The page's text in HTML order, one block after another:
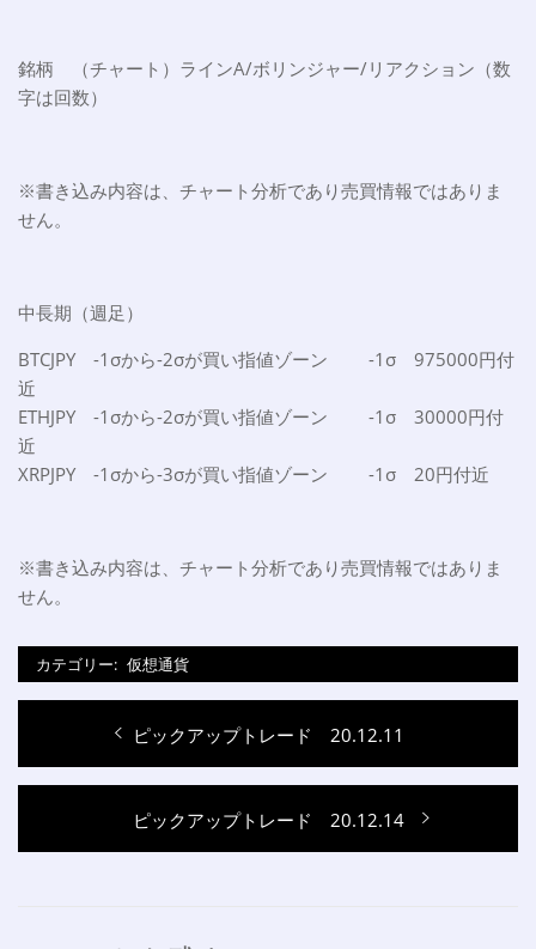
銘柄 （チャート）ラインA/ボリンジャー/リアクション（数
字は回数）
※書き込み内容は、チャート分析であり売買情報ではありま
せん。
中長期（週足）
BTCJPY -1σから-2σが買い指値ゾーン -1σ 975000円付
近
ETHJPY -1σから-2σが買い指値ゾーン -1σ 30000円付
近
XRPJPY -1σから-3σが買い指値ゾーン -1σ 20円付近
※書き込み内容は、チャート分析であり売買情報ではありま
せん。
カテゴリー: 仮想通貨
稿
ナ
過
去
の
投
稿:
ピックアップトレード 20.12.11
次
の
ピックアップトレード 20.12.14